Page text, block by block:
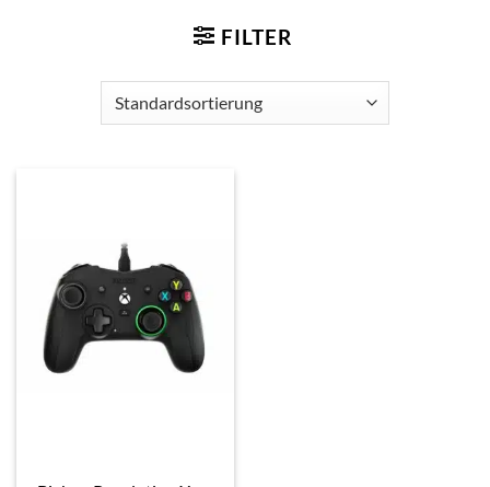
FILTER